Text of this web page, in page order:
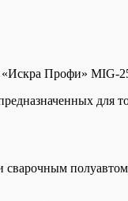
Профи» MIG-
для